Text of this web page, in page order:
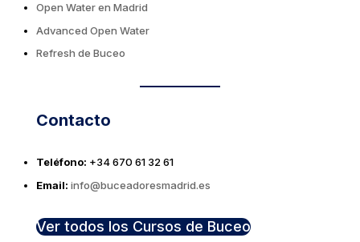
Open Water en Madrid
Advanced Open Water
Refresh de Buceo
Contacto
Teléfono: +34 670 61 32 61
Email: info@buceadoresmadrid.es
Ver todos los Cursos de Buceo